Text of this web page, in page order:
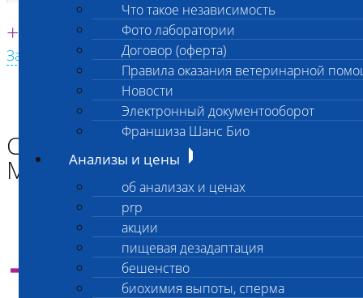
Единая круглосуточная справочная
+7 495 260 0 260
Заказать звонок с сайта
Что такое независимость
Фото лаборатории
Договор (оферта)
Правила оказания ветеринарной
Новости
Электронный документооборот
Франшиза Шанс Био
Анализы и цены
об анализах и ценах
prp
акции
пищевая дезадаптация
бешенство
биохимия выпоты, сперма
Главная страница
Анализы и цены
САНИТАРНАЯ МИКРОБИОЛОГИЯ
САНИТАРНАЯ
МИКРОБИОЛОГИЯ
Инструкцияпо оплате анализов через банк и
самостоятельной отправке материала в
лабораторию